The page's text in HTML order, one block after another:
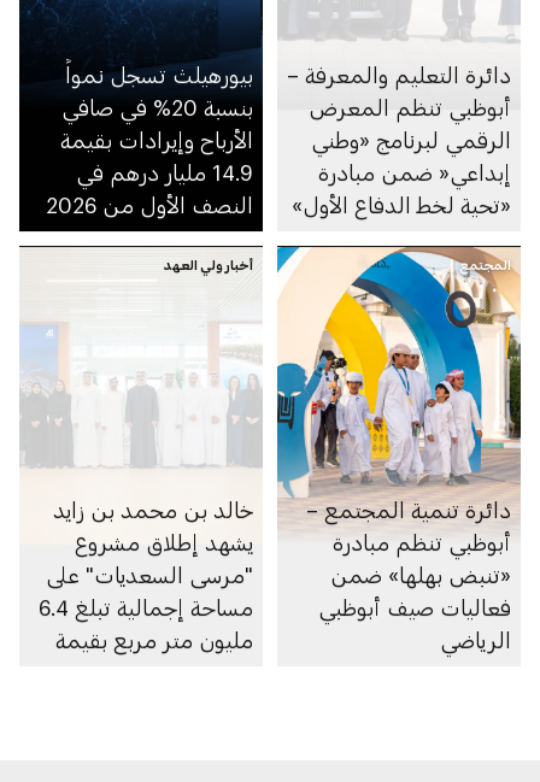
دائرة التعليم والمعرفة –
أبوظبي تنظم المعرض
الرقمي لبرنامج «وطني
إبداعي« ضمن مبادرة
«تحية لخط الدفاع الأول»
بيورهيلث تسجل نمواً
بنسبة 20% في صافي
الأرباح وإيرادات بقيمة
14.9 مليار درهم في
النصف الأول من 2026
المجتمع
دائرة تنمية المجتمع –
أبوظبي تنظم مبادرة
«تنبض بهلها» ضمن
فعاليات صيف أبوظبي
الرياضي
أخبار ولي العهد
خالد بن محمد بن زايد
يشهد إطلاق مشروع
"مرسى السعديات" على
مساحة إجمالية تبلغ 6.4
مليون متر مربع بقيمة